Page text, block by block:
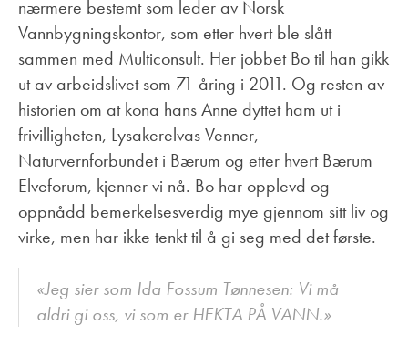
nærmere bestemt som leder av Norsk
Vannbygningskontor, som etter hvert ble slått
sammen med Multiconsult. Her jobbet Bo til han gikk
ut av arbeidslivet som 71-åring i 2011. Og resten av
historien om at kona hans Anne dyttet ham ut i
frivilligheten, Lysakerelvas Venner,
Naturvernforbundet i Bærum og etter hvert Bærum
Elveforum, kjenner vi nå. Bo har opplevd og
oppnådd bemerkelsesverdig mye gjennom sitt liv og
virke, men har ikke tenkt til å gi seg med det første.
«Jeg sier som Ida Fossum Tønnesen: Vi må
aldri gi oss, vi som er HEKTA PÅ VANN.»